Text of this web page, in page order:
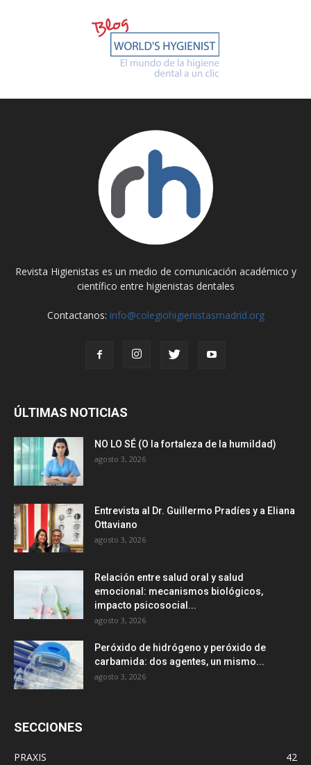
Revista Higienistas es un medio de comunicación académico y
científico entre higienistas dentales
Contactanos: info@colegiohigienistasmadrid.org
ÚLTIMAS NOTICIAS
NO LO SÉ (O la fortaleza de la humildad)
agosto 3, 2026
Entrevista al Dr. Guillermo Pradíes y a Eliana
Ottaviano
agosto 3, 2026
Relación entre salud oral y salud
emocional: mecanismos biológicos,
impacto psicosocial...
agosto 3, 2026
Peróxido de hidrógeno y peróxido de
carbamida: dos agentes, un mismo...
agosto 3, 2026
SECCIONES
PRAXIS 42